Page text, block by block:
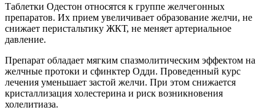
Таблетки Одестон относятся к группе желчегонных
препаратов. Их прием увеличивает образование желчи, не
снижает перистальтику ЖКТ, не меняет артериальное
давление.
Препарат обладает мягким спазмолитическим эффектом на
желчные протоки и сфинктер Одди. Проведенный курс
лечения уменьшает застой желчи. При этом снижается
кристаллизация холестерина и риск возникновения
холелитиаза.